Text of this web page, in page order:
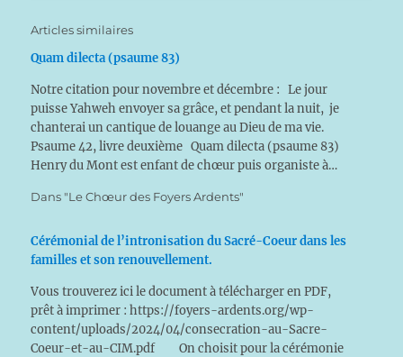
Articles similaires
Quam dilecta (psaume 83)
Notre citation pour novembre et décembre : Le jour
puisse Yahweh envoyer sa grâce, et pendant la nuit, je
chanterai un cantique de louange au Dieu de ma vie.
Psaume 42, livre deuxième Quam dilecta (psaume 83)
Henry du Mont est enfant de chœur puis organiste à…
Dans "Le Chœur des Foyers Ardents"
Cérémonial de l’intronisation du Sacré-Coeur dans les
familles et son renouvellement.
Vous trouverez ici le document à télécharger en PDF,
prêt à imprimer : https://foyers-ardents.org/wp-
content/uploads/2024/04/consecration-au-Sacre-
Coeur-et-au-CIM.pdf On choisit pour la cérémonie